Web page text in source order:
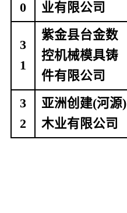
0
业有限公司
3
1
紫金县台金数
控机械模具铸
件有限公司
3
2
亚洲创建(河源)
木业有限公司